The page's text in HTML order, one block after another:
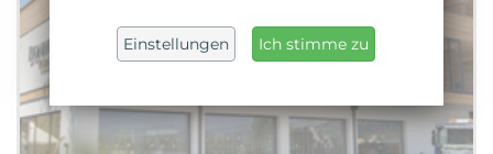
Einstellungen Ich stimme zu